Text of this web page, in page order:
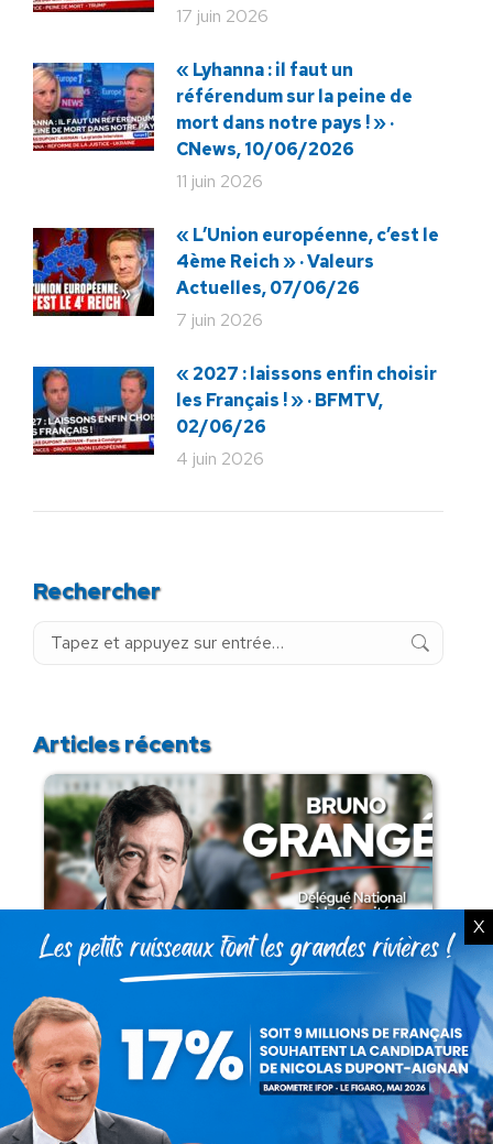
17 juin 2026
« Lyhanna : il faut un
référendum sur la peine de
mort dans notre pays ! » ·
CNews, 10/06/2026
11 juin 2026
« L’Union européenne, c’est le
4ème Reich » · Valeurs
Actuelles, 07/06/26
7 juin 2026
« 2027 : laissons enfin choisir
les Français ! » · BFMTV,
02/06/26
4 juin 2026
Rechercher
Recherche
Articles récents
Présomption de légitimité de l’usage des
X